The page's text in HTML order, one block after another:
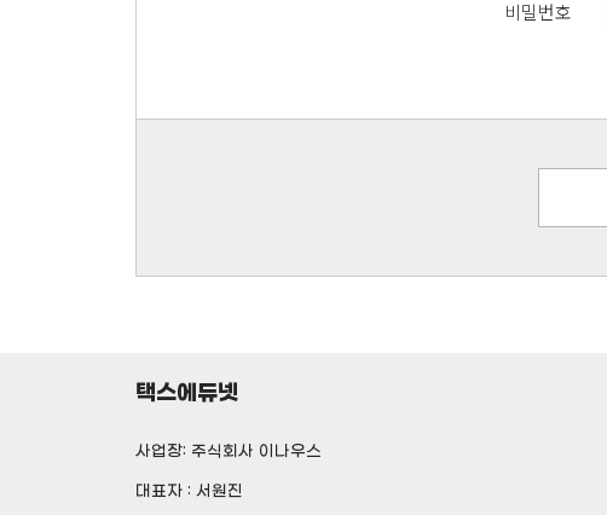
비밀번호
택스에듀넷
사업장: 주식회사 이나우스
대표자 : 서원진